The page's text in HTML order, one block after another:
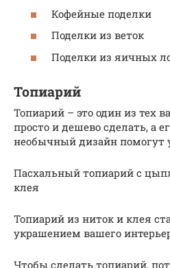
Кофейные поделки
Поделки из веток
Поделки из яичных
Топиарий
Топиарий – это один из тех
просто и дешево сделать, а
необычный дизайн помогут
Пасхальный топиарий с
клея
Топиарий из ниток и клея
украшением вашего
Чтобы сделать топиарий,